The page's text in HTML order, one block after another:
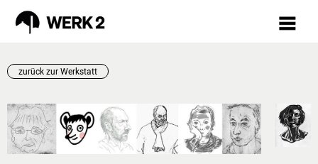
PROGRAMM
AUGUST
VORSCHAU
zurück zur Werkstatt